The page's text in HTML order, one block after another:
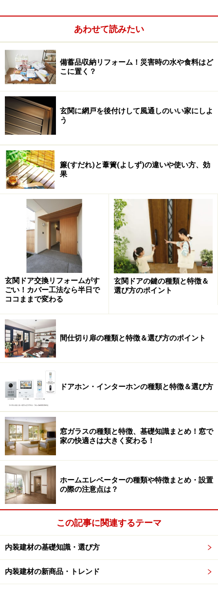
物に適した内部空間のつくりとすることが重要です。
ウォークインクロゼットは、寝室や子供室などのプライ
ベート空間内に設けたり、隣接させたプランが多くみら
どを考えると、動線的にも使い勝手がいいでしょう。最
近では、寝室と洗面脱衣室の間に設け、通り抜けられる
ような（ウォークスルー）プランも。身だしなみや洗濯
などの作業を行う洗面脱衣室からも、短い動線で行き来
できることがメリットです。
家族で使用する「ファミリークロゼット」
という考え方も
ウォークインクロゼットは、「ファミリークロゼット」
といった名称で、寝室や子供室、もしくはリビング近く
に家族全員の衣類を収納する広めの空間を設けるケース
もみられます。夫婦や子供の衣類をそれぞれのクロゼッ
トに収納するのではなく、すべてまとめた収納スペース
を確保するという考え方です。ライフスタイルや間取り
によって、使い勝手は異なりますが、幼いお子さんがい
るご家庭などでは、使い勝手がいいでしょう。
また、玄関近くにプランニングするケースもみられま
す。衣類だけでなく、外出する際に必要なさまざまなア
イテムの収納スペースを兼ねたスタイルで、スペースに
ゆとりがあれば、シューズインクロゼット（シュークロ
ーク）の役割を持たせてもいいでしょう。
あわせて読みたい
備蓄品収納リフォーム！災害時の水や食料はど
こに置く？
玄関に網戸を後付けして風通しのいい家にしよ
う
簾(すだれ)と葦簀(よしず)の違いや使い方、効
果
玄関ドア交換リフォームがす
ごい！カバー工法なら半日で
ココままで変わる
玄関ドアの鍵の種類と特徴＆
選び方のポイント
間仕切り扉の種類と特徴＆選び方のポイント
ドアホン・インターホンの種類と特徴＆選び方
窓ガラスの種類と特徴、基礎知識まとめ！窓で
家の快適さは大きく変わる！
ホームエレベーターの種類や特徴まとめ・設置
の際の注意点は？
この記事に関連するテーマ
内装建材の基礎知識・選び方
内装建材の新商品・トレンド